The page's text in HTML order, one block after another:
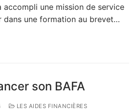
accompli une mission de service
dans une formation au brevet…
son BAFA
LES AIDES FINANCIÈRES